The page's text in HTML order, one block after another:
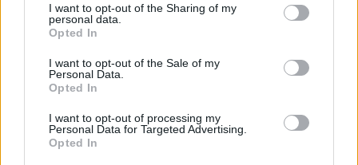
I want to opt-out of the Sharing of my
personal data.
Opted In
I want to opt-out of the Sale of my
Personal Data.
Opted In
I want to opt-out of processing my
Personal Data for Targeted Advertising.
Opted In